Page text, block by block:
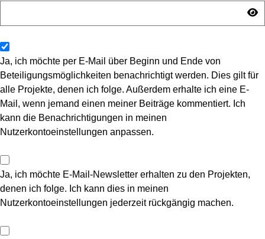
Ja, ich möchte per E-Mail über Beginn und Ende von
Beteiligungsmöglichkeiten benachrichtigt werden. Dies gilt für
alle Projekte, denen ich folge. Außerdem erhalte ich eine E-
Mail, wenn jemand einen meiner Beiträge kommentiert. Ich
kann die Benachrichtigungen in meinen
Nutzerkontoeinstellungen anpassen.
Ja, ich möchte E-Mail-Newsletter erhalten zu den Projekten,
denen ich folge. Ich kann dies in meinen
Nutzerkontoeinstellungen jederzeit rückgängig machen.